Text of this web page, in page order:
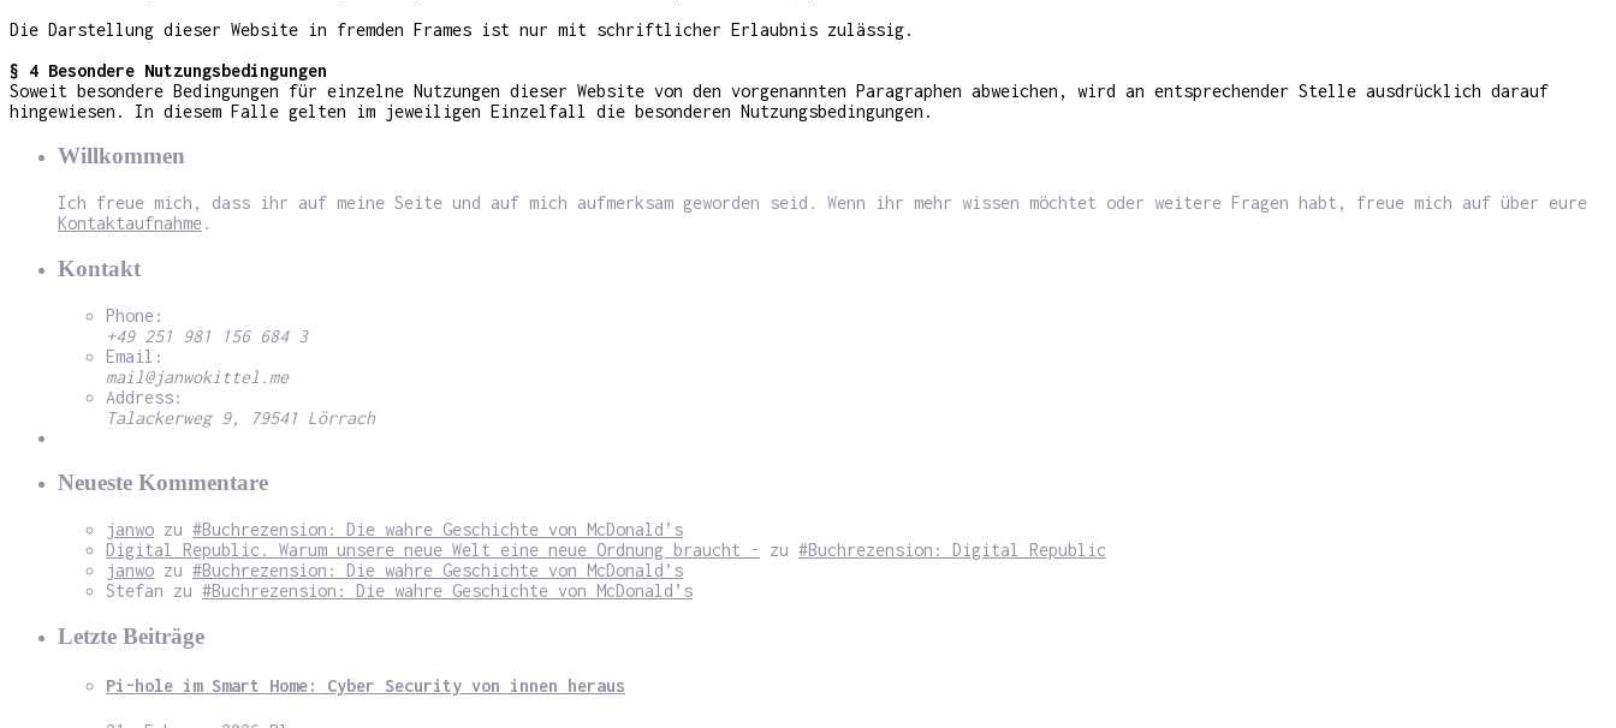
Die Darstellung dieser Website in fremden Frames ist nur mit schriftlicher Erlaubnis zulässig.
§ 4 Besondere Nutzungsbedingungen
Soweit besondere Bedingungen für einzelne Nutzungen dieser Website von den vorgenannten Paragraphen abweichen, wird an entsprechender Stelle ausdrücklich darauf
hingewiesen. In diesem Falle gelten im jeweiligen Einzelfall die besonderen Nutzungsbedingungen.
Willkommen
Ich freue mich, dass ihr auf meine Seite und auf mich aufmerksam geworden seid. Wenn ihr mehr wissen möchtet oder weitere Fragen habt, freue mich auf über eure
Kontaktaufnahme.
Kontakt
Phone:
+49 251 981 156 684 3
Email:
mail@janwokittel.me
Address:
Talackerweg 9, 79541 Lörrach
Neueste Kommentare
janwo zu #Buchrezension: Die wahre Geschichte von McDonald’s
Digital Republic. Warum unsere neue Welt eine neue Ordnung braucht -
zu #Buchrezension: Digital Republic
janwo zu #Buchrezension: Die wahre Geschichte von McDonald’s
Stefan zu #Buchrezension: Die wahre Geschichte von McDonald’s
Letzte Beiträge
Pi-hole im Smart Home: Cyber Security von innen heraus